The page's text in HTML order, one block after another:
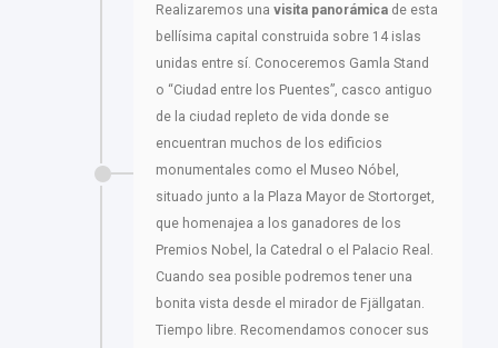
Realizaremos una visita panorámica de esta
bellísima capital construida sobre 14 islas
unidas entre sí. Conoceremos Gamla Stand
o “Ciudad entre los Puentes”, casco antiguo
de la ciudad repleto de vida donde se
encuentran muchos de los edificios
monumentales como el Museo Nóbel,
situado junto a la Plaza Mayor de Stortorget,
que homenajea a los ganadores de los
Premios Nobel, la Catedral o el Palacio Real.
Cuando sea posible podremos tener una
bonita vista desde el mirador de Fjällgatan.
Tiempo libre. Recomendamos conocer sus